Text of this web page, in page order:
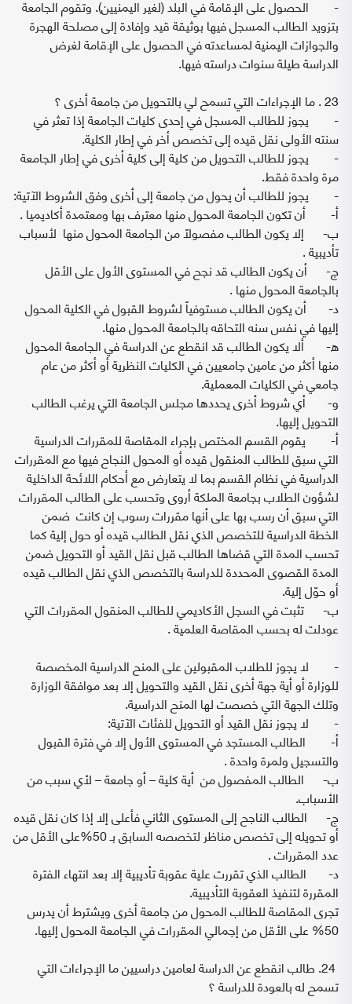
- الحصول على الإقامة في البلد (لغير اليمنيين). وتقوم الجامعة
بتزويد الطالب المسجل فيها بوثيقة قيد وإفادة إلى مصلحة الهجرة
والجوازات اليمنية لمساعدته في الحصول على الإقامة لغرض
الدراسة طيلة سنوات دراسته فيها.
23 . ما الإجراءات التي تسمح لي بالتحويل من جامعة أخرى ؟
- يجوز للطالب المسجل في إحدى كليات الجامعة إذا تعثر في
سنته الأولى نقل قيده إلى تخصص أخر في إطار الكلية.
- يجوز للطالب التحويل من كلية إلى كلية أخرى في إطار الجامعة
مرة واحدة فقط.
- يجوز للطالب أن يحول من جامعة إلى أخرى وفق الشروط الآتية:
‌أ- أن تكون الجامعة المحول منها معترف بها ومعتمدة أكاديميا .
‌ب- إلا يكون الطالب مفصولاً من الجامعة المحول منها لأسباب
تأديبية .
‌ج- أن يكون الطالب قد نجح في المستوى الأول على الأقل
بالجامعة المحول منها .
‌د- أن يكون الطالب مستوفياً لشروط القبول في الكلية المحول
إليها في نفس سنه التحاقه بالجامعة المحول منها.
‌ه- ألا يكون الطالب قد انقطع عن الدراسة في الجامعة المحول
منها أكثر من عامين جامعيين في الكليات النظرية أو أكثر من عام
جامعي في الكليات المعملية.
‌و- أي شروط أخرى يحددها مجلس الجامعة التي يرغب الطالب
التحويل إليها.
‌أ- يقوم القسم المختص بإجراء المقاصة للمقررات الدراسية
التي سبق للطالب المنقول قيده أو المحول النجاح فيها مع المقررات
الدراسية في نظام القسم بما لا يتعارض مع أحكام اللائحة الداخلية
لشؤون الطلاب بجامعة الملكة أروى وتحسب على الطالب المقررات
التي سبق أن رسب بها على أنها مقررات رسوب إن كانت ضمن
الخطة الدراسية للتخصص الذي نقل الطالب قيده أو حول إلية كما
تحسب المدة التي قضاها الطالب قبل نقل القيد أو التحويل ضمن
المدة القصوى المحددة للدراسة بالتخصص الذي نقل الطالب قيده
أو حوّل إلية.
‌ب- تثبت في السجل الأكاديمي للطالب المنقول المقررات التي
عودلت له بحسب المقاصة العلمية .
- لا يجوز للطلاب المقبولين على المنح الدراسية المخصصة
للوزارة أو أية جهة أخرى نقل القيد والتحويل إلا بعد موافقة الوزارة
وتلك الجهة التي خصصت لها المنح الدراسية.
- لا يجوز نقل القيد أو التحويل للفئات الآتية:
‌أ- الطالب المستجد في المستوى الأول إلا في فترة القبول
والتسجيل ولمرة واحدة .
‌ب- الطالب المفصول من أية كلية – أو جامعة – لأي سبب من
الأسباب.
‌ج- الطالب الناجح إلى المستوى الثاني فأعلى إلا إذا كان نقل قيده
أو تحويله إلى تخصص مناظر لتخصصه السابق بـ 50%على الأقل من
عدد المقررات .
‌د- الطالب الذي تقررت علية عقوبة تأديبية إلا بعد انتهاء الفترة
المقررة لتنفيذ العقوبة التأديبية.
تجرى المقاصة للطالب المحول من جامعة أخرى ويشترط أن يدرس
50% على الأقل من إجمالي المقررات في الجامعة المحول إليها.
24. طالب انقطع عن الدراسة لعامين دراسيين ما الإجراءات التي
تسمح له بالعودة للدراسة ؟